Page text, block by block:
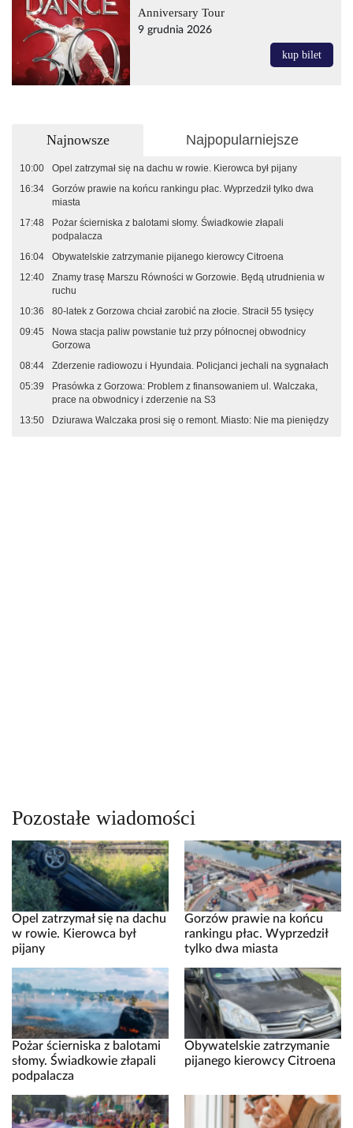
Anniversary Tour
9 grudnia 2026
kup bilet
Najnowsze Najpopularniejsze
10:00
Opel zatrzymał się na dachu w rowie. Kierowca był pijany
16:34
Gorzów prawie na końcu rankingu płac. Wyprzedził tylko dwa
miasta
17:48
Pożar ścierniska z balotami słomy. Świadkowie złapali
podpalacza
16:04
Obywatelskie zatrzymanie pijanego kierowcy Citroena
12:40
Znamy trasę Marszu Równości w Gorzowie. Będą utrudnienia w
ruchu
10:36
80-latek z Gorzowa chciał zarobić na złocie. Stracił 55 tysięcy
09:45
Nowa stacja paliw powstanie tuż przy północnej obwodnicy
Gorzowa
08:44
Zderzenie radiowozu i Hyundaia. Policjanci jechali na sygnałach
05:39
Prasówka z Gorzowa: Problem z finansowaniem ul. Walczaka,
prace na obwodnicy i zderzenie na S3
13:50
Dziurawa Walczaka prosi się o remont. Miasto: Nie ma pieniędzy
Pozostałe wiadomości
Opel zatrzymał się na dachu
w rowie. Kierowca był
pijany
Gorzów prawie na końcu
rankingu płac. Wyprzedził
tylko dwa miasta
Pożar ścierniska z balotami
słomy. Świadkowie złapali
podpalacza
Obywatelskie zatrzymanie
pijanego kierowcy Citroena